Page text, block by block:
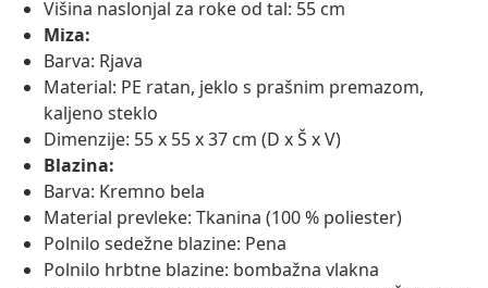
Višina naslonjal za roke od tal: 55 cm
Miza:
Barva: Rjava
Material: PE ratan, jeklo s prašnim premazom,
kaljeno steklo
Dimenzije: 55 x 55 x 37 cm (D x Š x V)
Blazina:
Barva: Kremno bela
Material prevleke: Tkanina (100 % poliester)
Polnilo sedežne blazine: Pena
Polnilo hrbtne blazine: bombažna vlakna